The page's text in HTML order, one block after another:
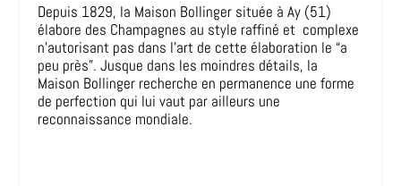
Depuis 1829, la Maison Bollinger située à Ay (51)
élabore des Champagnes au style raffiné et complexe
n’autorisant pas dans l’art de cette élaboration le “a
peu près”. Jusque dans les moindres détails, la
Maison Bollinger recherche en permanence une forme
de perfection qui lui vaut par ailleurs une
reconnaissance mondiale.